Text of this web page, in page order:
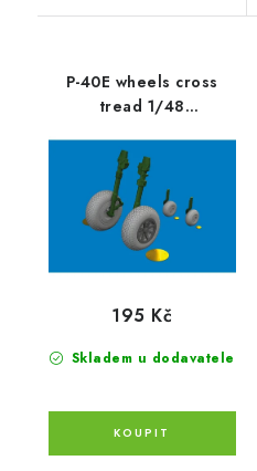
P-40E wheels cross
tread 1/48
EDUARD
Skladem u dodavatele
195 Kč